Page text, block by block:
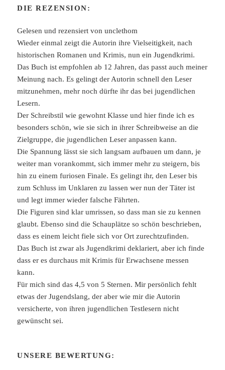
DIE REZENSION:
Gelesen und rezensiert von unclethom
Wieder einmal zeigt die Autorin ihre Vielseitigkeit, nach
historischen Romanen und Krimis, nun ein Jugendkrimi.
Das Buch ist empfohlen ab 12 Jahren, das passt auch meiner
Meinung nach. Es gelingt der Autorin schnell den Leser
mitzunehmen, mehr noch dürfte ihr das bei jugendlichen
Lesern.
Der Schreibstil wie gewohnt Klasse und hier finde ich es
besonders schön, wie sie sich in ihrer Schreibweise an die
Zielgruppe, die jugendlichen Leser anpassen kann.
Die Spannung lässt sie sich langsam aufbauen um dann, je
weiter man vorankommt, sich immer mehr zu steigern, bis
hin zu einem furiosen Finale. Es gelingt ihr, den Leser bis
zum Schluss im Unklaren zu lassen wer nun der Täter ist
und legt immer wieder falsche Fährten.
Die Figuren sind klar umrissen, so dass man sie zu kennen
glaubt. Ebenso sind die Schauplätze so schön beschrieben,
dass es einem leicht fiele sich vor Ort zurechtzufinden.
Das Buch ist zwar als Jugendkrimi deklariert, aber ich finde
dass er es durchaus mit Krimis für Erwachsene messen
kann.
Für mich sind das 4,5 von 5 Sternen. Mir persönlich fehlt
etwas der Jugendslang, der aber wie mir die Autorin
versicherte, von ihren jugendlichen Testlesern nicht
gewünscht sei.
UNSERE BEWERTUNG: